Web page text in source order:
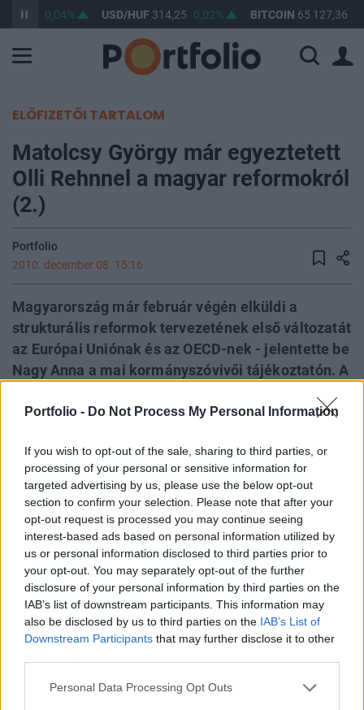
Portfolio - Do Not Process My Personal Information
If you wish to opt-out of the sale, sharing to third parties, or
processing of your personal or sensitive information for
targeted advertising by us, please use the below opt-out
section to confirm your selection. Please note that after your
opt-out request is processed you may continue seeing
interest-based ads based on personal information utilized by
us or personal information disclosed to third parties prior to
your opt-out. You may separately opt-out of the further
disclosure of your personal information by third parties on the
IAB’s list of downstream participants. This information may
also be disclosed by us to third parties on the IAB’s List of
Downstream Participants that may further disclose it to other
Personal Data Processing Opt Outs
363,31 0,04% USD/HUF 314,25 0,02% BITCOIN 65 127,36
ELŐFIZETŐI TARTALOM
Matolcsy György már egyeztetett
Olli Rehnnel a magyar reformokról
(2.)
Portfolio
2010. december 08. 15:16
Magyarország már február végén elküldi a
strukturális reformok tervezetének első változatát
az Európai Uniónak és az OECD-nek - jelentette be
Nagy Anna a mai kormányszóvivői tájékoztatón. A
rendeletet alkotott, ami garancia lesz arra, hogy a
terheket ügyfeleikre.
Februárban jönnek a reformok A kormányszóvivő
tájékoztatása szerint Matolcsy György nemzetgazdasági
miniszter már egyeztetett a kilátásba helyezett
reformintézkedésekről Olli Rehnnel, az EU gazdasági és
monetáris ügyekért felelős biztosával. Nagy Anna
ugyanakkor arra is felhívta a figyelmet, hogy már el is
kezdődtek a reformok, kiemelte az APEH és a VPOP
összevonását.Kapcsolódó...
KEDVES OLVASÓNK!